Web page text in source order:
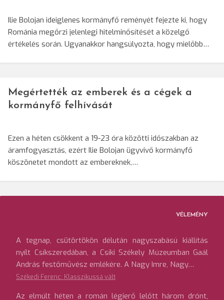
Ilie Bolojan ideiglenes kormányfő reményét fejezte ki, hogy
Románia megőrzi jelenlegi hitelminősítését a közelgő
értékelés során. Ugyanakkor hangsúlyozta, hogy mielőbb…
Megértették az emberek és a cégek a
kormányfő felhívását
Ezen a héten csökkent a 19-23 óra közötti időszakban az
áramfogyasztás, ezért Ilie Bolojan ügyvivő kormányfő
köszönetet mondott az embereknek,…
VÉLEMÉNY
A tegnap, csütörtökön délután nagyszabású kiállítás
nyílt Csíkszeredában, a Csíki Székely Múzeumban Gaál
András festőművész emlékére. A Nagy Imre, Nagy…
Székedi Ferenc: Klasszikussá vált
Az elmúlt héten a román légierő lelőtt három drónt,